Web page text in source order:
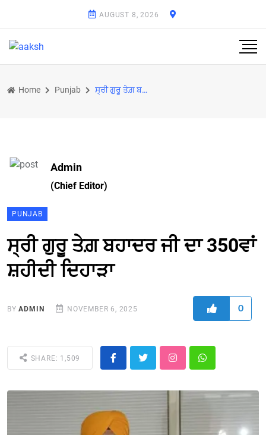
AUGUST 8, 2026
Home Punjab ਸ੍ਰੀ ਗੁਰੂ ਤੇਗ਼ ਬਹਾਦਰ ਜੀ ਦਾ 350ਵਾਂ ਸ਼ਹੀਦੀ ਦਿਹਾੜਾ
Admin
(Chief Editor)
PUNJAB
ਸ੍ਰੀ ਗੁਰੂ ਤੇਗ਼ ਬਹਾਦਰ ਜੀ ਦਾ 350ਵਾਂ
ਸ਼ਹੀਦੀ ਦਿਹਾੜਾ
BYADMIN NOVEMBER 6, 2025 0
SHARE: 1,509